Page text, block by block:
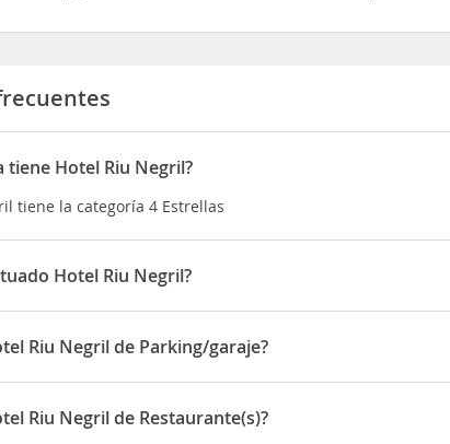
tiene Hotel Riu Negril?
tiene la categoría 4 Estrellas
Hotel Riu Negril?
está situado en Norman Manley Boulevard P.O.Box 2985
Riu Negril de Parking/garaje?
dispone de Parking/garaje
Riu Negril de Restaurante(s)?